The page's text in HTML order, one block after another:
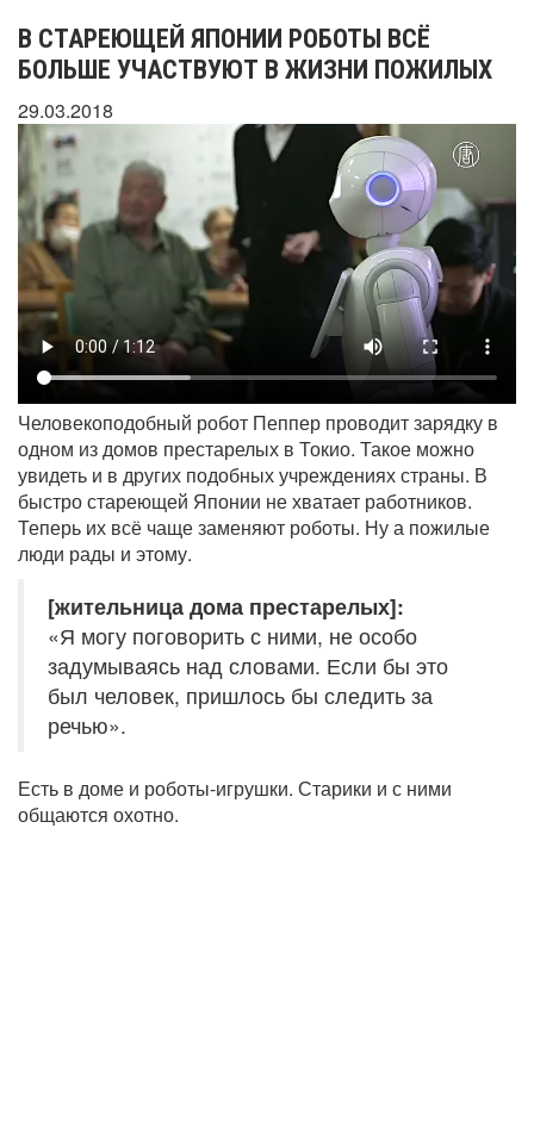
В СТАРЕЮЩЕЙ ЯПОНИИ РОБОТЫ ВСЁ
БОЛЬШЕ УЧАСТВУЮТ В ЖИЗНИ ПОЖИЛЫХ
29.03.2018
Человекоподобный робот Пеппер проводит зарядку в
одном из домов престарелых в Токио. Такое можно
увидеть и в других подобных учреждениях страны. В
быстро стареющей Японии не хватает работников.
Теперь их всё чаще заменяют роботы. Ну а пожилые
люди рады и этому.
[жительница дома престарелых]:
«Я могу поговорить с ними, не особо
задумываясь над словами. Если бы это
был человек, пришлось бы следить за
речью».
Есть в доме и роботы-игрушки. Старики и с ними
общаются охотно.